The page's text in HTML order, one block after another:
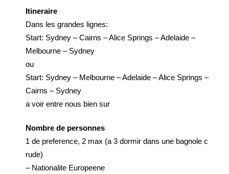
Itineraire
Dans les grandes lignes:
Start: Sydney – Cairns – Alice Springs – Adelaide –
Melbourne – Sydney
ou
Start: Sydney – Melbourne – Adelaide – Alice Springs –
Cairns – Sydney
a voir entre nous bien sur
Nombre de personnes
1 de preference, 2 max (a 3 dormir dans une bagnole c
rude)
– Nationalite Europeene